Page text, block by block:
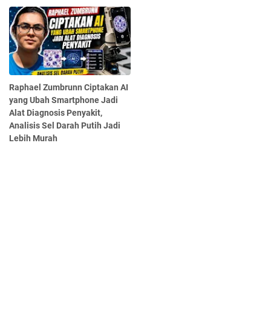
Raphael Zumbrunn Ciptakan AI
yang Ubah Smartphone Jadi
Alat Diagnosis Penyakit,
Analisis Sel Darah Putih Jadi
Lebih Murah